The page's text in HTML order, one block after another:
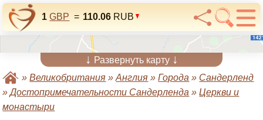
1 GBP = 110.06 RUB
↓ Развернуть карту ↓
»Великобритания »Англия »Города » Сандерленд
»Достопримечательности Сандерленда »Церкви и
монастыри